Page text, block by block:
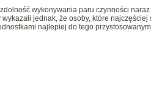
wykonywania paru czynności naraz.
jednak, że osoby, które najczęściej
najlepiej do tego